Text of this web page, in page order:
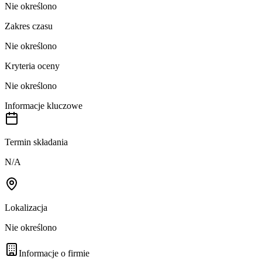
Nie określono
Zakres czasu
Nie określono
Kryteria oceny
Nie określono
Informacje kluczowe
Termin składania
N/A
Lokalizacja
Nie określono
Informacje o firmie